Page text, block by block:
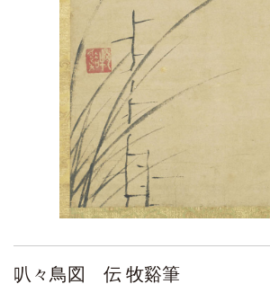
叭々鳥図 伝 牧谿筆